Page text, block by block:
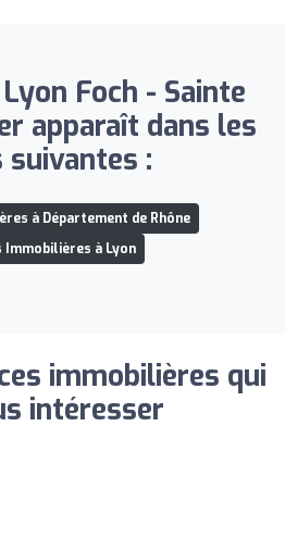
Foch - Sainte
apparaît dans les
:
à Département de Rhône
Immobilières à Lyon
immobilières qui
intéresser